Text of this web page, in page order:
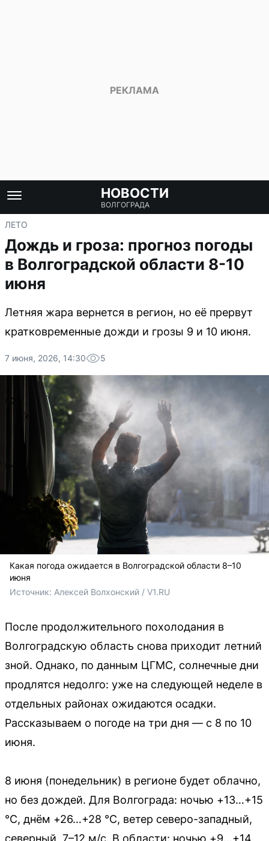
НОВОСТИ
ВОЛГОГРАДА
ЛЕТО
Дождь и гроза: прогноз погоды
в Волгоградской области 8-10
июня
Летняя жара вернется в регион, но её прервут
кратковременные дожди и грозы 9 и 10 июня.
7 июня, 2026, 14:30 5
Какая погода ожидается в Волгоградской области 8–10
июня
Источник: Алексей Волхонский / V1.RU
После продолжительного похолодания в
Волгоградскую область снова приходит летний
зной. Однако, по данным ЦГМС, солнечные дни
продлятся недолго: уже на следующей неделе в
отдельных районах ожидаются осадки.
Рассказываем о погоде на три дня — с 8 по 10
июня.
8 июня (понедельник) в регионе будет облачно,
но без дождей. Для Волгограда: ночью +13…+15
°C, днём +26…+28 °C, ветер северо-западный,
северный, 7–12 м/с. В области: ночью +9…+14